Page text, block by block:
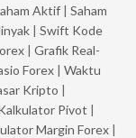
Aktif | Saham
| Swift Kode
| Grafik Real-
Forex | Waktu
Kripto |
Pivot |
Margin Forex |